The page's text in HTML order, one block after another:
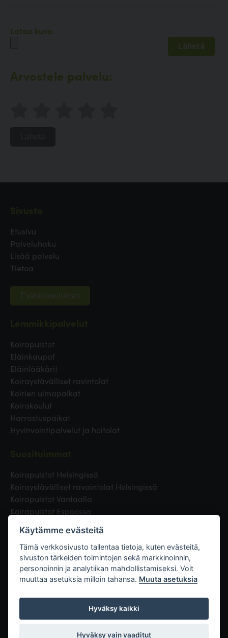
Lataa kuva
Arvostele palvelu:
Etusivu
Palveluhaku
Lisää palvelu
Tietoa
Evästeasetukset
Koirapuistot
Eläinkaupat
Eläinlääkärit
Koiraystävälliset ravintolat
Koirien uimapaikat
Koirakoulut
Harrastuspaikat
Hyvinvointipalvelut ja hoitolat
Koirapuistot Helsingissä
Koiraystävälliset ravaintolat Helsingissä
Koirapuistot Vantaalla
Koirapuistot Espoossa
Eläinlääkäri Helsingissä
Koirapuistot Tampereella
Linkit
Käytämme evästeitä
Tämä verkkosivusto tallentaa tietoja, kuten evästeitä,
sivuston tärkeiden toimintojen sekä markkinoinnin,
personoinnin ja analytiikan mahdollistamiseksi. Voit
muuttaa asetuksia milloin tahansa. Muuta asetuksia
Hyväksy kaikki
Hyväksy vain vaaditut